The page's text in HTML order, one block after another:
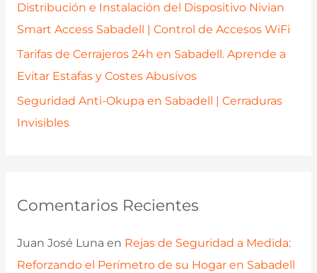
Distribución e Instalación del Dispositivo Nivian
Smart Access Sabadell | Control de Accesos WiFi
Tarifas de Cerrajeros 24h en Sabadell. Aprende a
Evitar Estafas y Costes Abusivos
Seguridad Anti-Okupa en Sabadell | Cerraduras
Invisibles
Comentarios Recientes
Juan José Luna en Rejas de Seguridad a Medida:
Reforzando el Perímetro de su Hogar en Sabadell